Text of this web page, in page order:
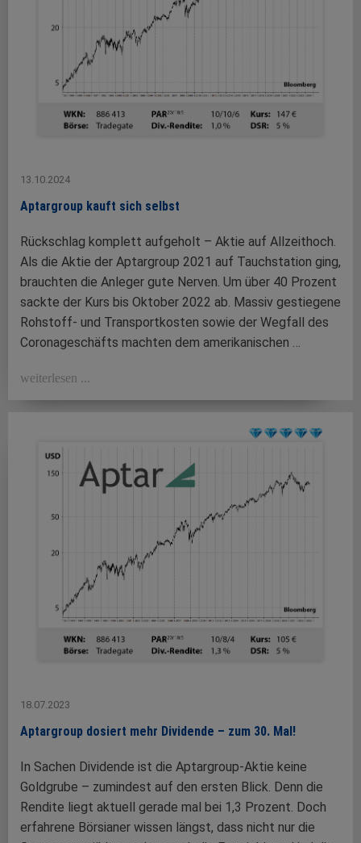
13.10.2024
Aptargroup kauft sich selbst
Rückschlag komplett aufgeholt – Aktie auf Allzeithoch.
Als die Aktie der Aptargroup 2021 auf Tauchstation ging,
brauchten die Anleger gute Nerven. Um über 40 Prozent
sackte der Kurs bis Oktober 2022 ab. Massiv gestiegene
Rohstoff- und Transportkosten sowie der Wegfall des
Coronageschäfts machten dem amerikanischen …
weiterlesen ...
18.07.2023
Aptargroup dosiert mehr Dividende – zum 30. Mal!
In Sachen Dividende ist die Aptargroup-Aktie keine
Goldgrube – zumindest auf den ersten Blick. Denn die
Rendite liegt aktuell gerade mal bei 1,3 Prozent. Doch
erfahrene Börsianer wissen längst, dass nicht nur die